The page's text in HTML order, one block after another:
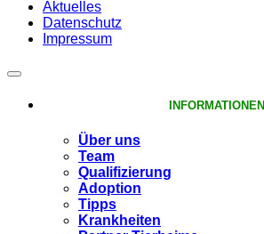
Aktuelles
Datenschutz
Impressum
INFORMATIONEN
Über uns
Team
Qualifizierung
Adoption
Tipps
Krankheiten